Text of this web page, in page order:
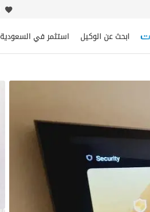
ابحث عن الوكيل استثمر في السعودية